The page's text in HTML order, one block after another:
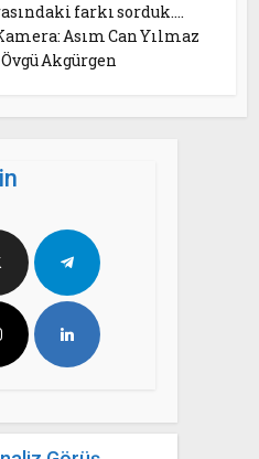
farkı sorduk….
Asım Can Yılmaz
Akgürgen